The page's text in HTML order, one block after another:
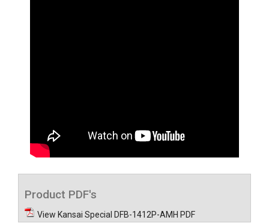
Product PDF's
View Kansai Special DFB-1412P-AMH PDF